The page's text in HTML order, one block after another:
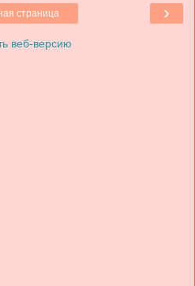
›
страница
веб-версию